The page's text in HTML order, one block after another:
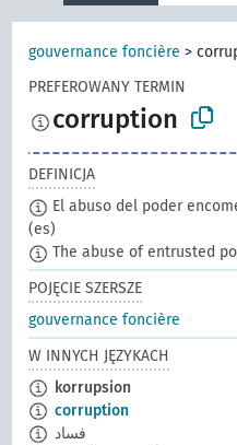
gouvernance foncière >
PREFEROWANY TERMIN
corruption
DEFINICJA
El abuso del poder
(es)
The abuse of entrusted
POJĘCIE SZERSZE
gouvernance foncière
W INNYCH JĘZYKACH
korrupsion
corruption
فساد